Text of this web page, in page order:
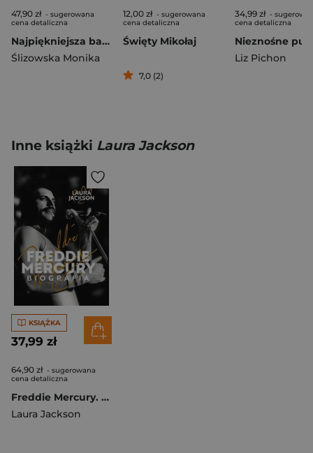
47,90 zł - sugerowana
cena detaliczna
Najpiękniejsza bajka Mikołaja. Czytamy i słuchamy
Ślizowska Monika
12,00 zł - sugerowana
cena detaliczna
Święty Mikołaj
7,0 (2)
34,99 zł -
cena detaliczna
Liz Pichon
Inne książki Laura Jackson
KSIĄŻKA
37,99 zł
64,90 zł - sugerowana
cena detaliczna
Freddie Mercury. Biografia wyd. 2
Laura Jackson